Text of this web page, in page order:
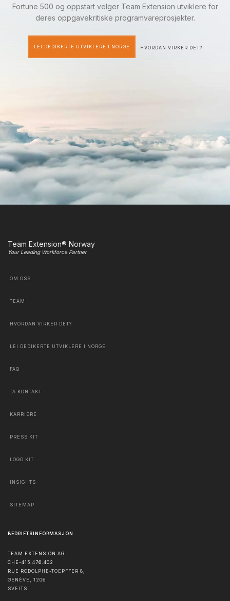
Fortune 500 og oppstart velger Team Extension utviklere for
deres oppgavekritiske programvareprosjekter.
LEI DEDIKERTE UTVIKLERE I NORGE HVORDAN VIRKER DET?
Team Extension® Norway
Your Leading Workforce Partner
OM OSS
TEAM
HVORDAN VIRKER DET?
LEI DEDIKERTE UTVIKLERE I NORGE
FAQ
TA KONTAKT
KARRIERE
PRESS KIT
LOGO KIT
INSIGHTS
SITEMAP
BEDRIFTSINFORMASJON
TEAM EXTENSION AG
CHE-415.476.402
RUE RODOLPHE-TOEPFFER 8,
GENÈVE , 1206
SVEITS